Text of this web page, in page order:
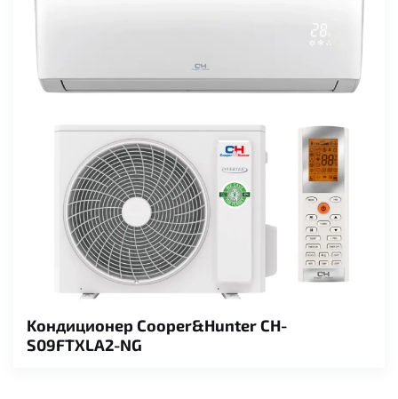
Kондиционер Cooper&Hunter CH-
S09FTXLA2-NG